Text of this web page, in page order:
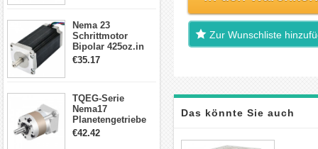
Nema 23
Schrittmotor
Bipolar 425oz.in
4.2A 57x57x114mm
€35.17
TQEG-Serie
Nema17
Planetengetriebe
5:1 Spiel 15Arc-
€42.42
Zur Wunschliste
Das könnte Sie auch
interessieren